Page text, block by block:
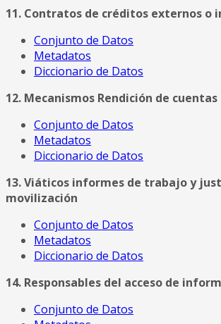
11. Contratos de créditos externos o
Conjunto de Datos
Metadatos
Diccionario de Datos
12. Mecanismos Rendición de cuentas
Conjunto de Datos
Metadatos
Diccionario de Datos
13. Viáticos informes de trabajo y
movilización
Conjunto de Datos
Metadatos
Diccionario de Datos
14. Responsables del acceso de
Conjunto de Datos